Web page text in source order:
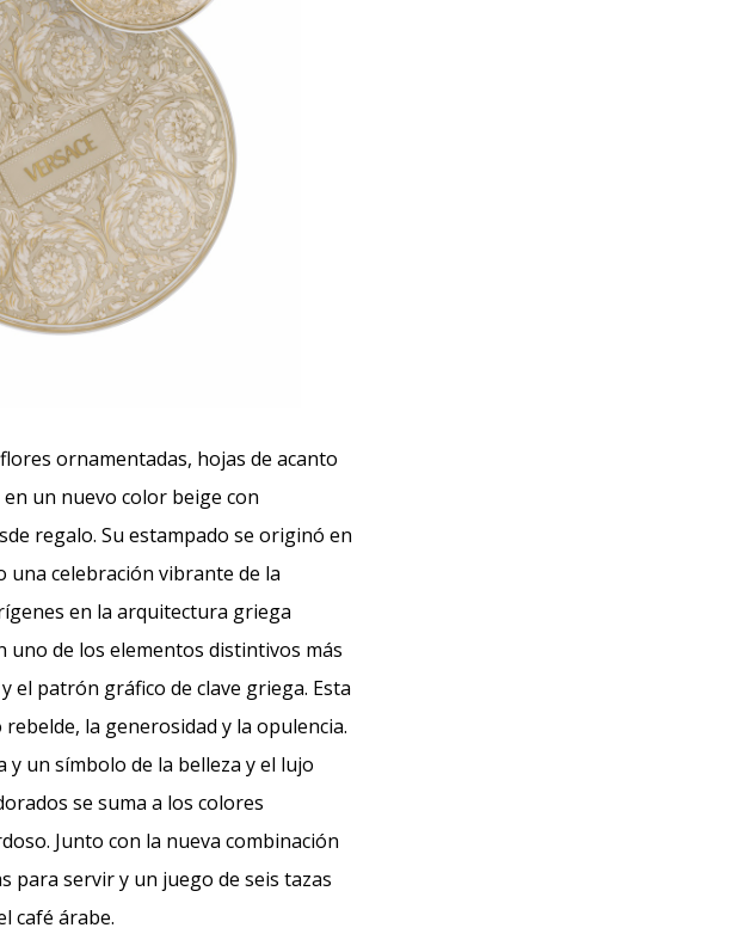
ornamentadas, hojas de acanto
un nuevo color beige con
regalo. Su estampado se originó en
una celebración vibrante de la
en la arquitectura griega
de los elementos distintivos más
el patrón gráfico de clave griega. Esta
la generosidad y la opulencia.
y un símbolo de la belleza y el lujo
se suma a los colores
Junto con la nueva combinación
para servir y un juego de seis tazas
café árabe.